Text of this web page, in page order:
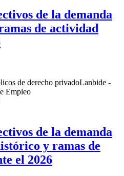
de la demanda
de actividad
de derecho privadoLanbide -
Empleo
de la demanda
y ramas de
el 2026